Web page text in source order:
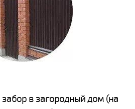
в загородный дом (на